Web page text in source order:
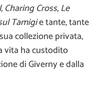
, Charing Cross,Le
Tamigie tante, tante
collezione privata,
vita ha custodito
di Giverny e dalla